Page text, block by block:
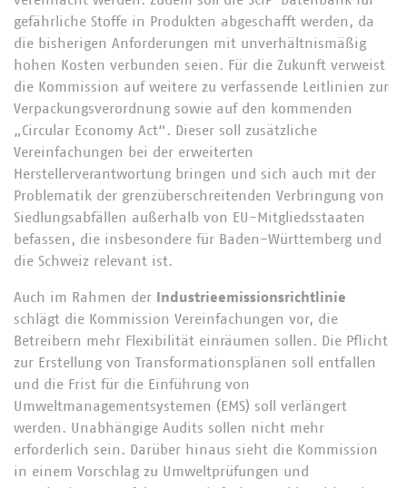
gefährliche Stoffe in Produkten abgeschafft werden, da
die bisherigen Anforderungen mit unverhältnismäßig
hohen Kosten verbunden seien. Für die Zukunft verweist
die Kommission auf weitere zu verfassende Leitlinien zur
Verpackungsverordnung sowie auf den kommenden
„Circular Economy Act“. Dieser soll zusätzliche
Vereinfachungen bei der erweiterten
Herstellerverantwortung bringen und sich auch mit der
Problematik der grenzüberschreitenden Verbringung von
Siedlungsabfällen außerhalb von EU-Mitgliedsstaaten
befassen, die insbesondere für Baden-Württemberg und
die Schweiz relevant ist.
Auch im Rahmen der
Industrieemissionsrichtlinie
schlägt die Kommission Vereinfachungen vor, die
Betreibern mehr Flexibilität einräumen sollen. Die Pflicht
zur Erstellung von Transformationsplänen soll entfallen
und die Frist für die Einführung von
Umweltmanagementsystemen (EMS) soll verlängert
werden. Unabhängige Audits sollen nicht mehr
erforderlich sein. Darüber hinaus sieht die Kommission
in einem Vorschlag zu Umweltprüfungen und